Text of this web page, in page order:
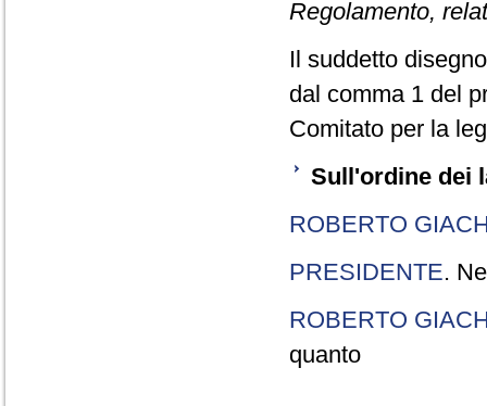
Regolamento,
Il suddetto
dal comma 1 del
Comitato per la
Sull'ordine dei
ROBERTO
PRESIDENTE.
ROBERTO
quanto